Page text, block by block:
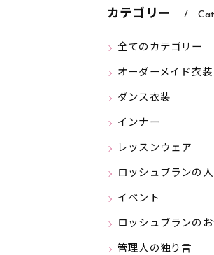
カテゴリー
全てのカテゴリー
オーダーメイド衣装
ダンス衣装
インナー
レッスンウェア
ロッシュブランの人
イベント
ロッシュブランの
管理人の独り言